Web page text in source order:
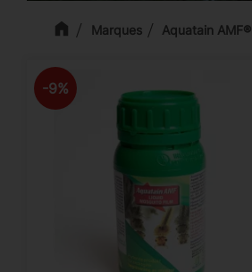
Marques Aquatain AMF®
9%